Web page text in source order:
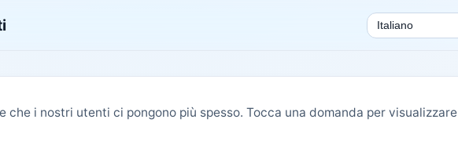
che i nostri utenti ci pongono più spesso. Tocca una domanda per visualizzare